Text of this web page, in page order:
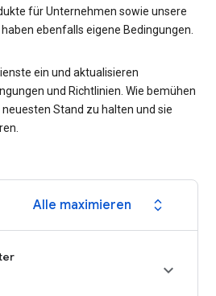
für Unternehmen sowie unsere
ebenfalls eigene Bedingungen.
ein und aktualisieren
und Richtlinien. Wie bemühen
Stand zu halten und sie
Alle maximieren expand_all
